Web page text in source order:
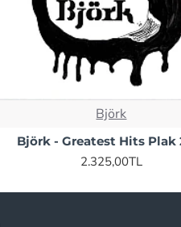
Björk
Björk - Greatest Hits Plak
2.325,00TL